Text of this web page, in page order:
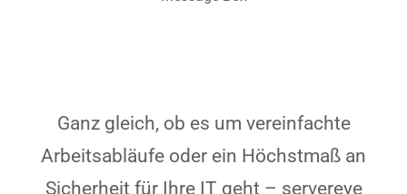
Ganz gleich, ob es um vereinfachte
Arbeitsabläufe oder ein Höchstmaß an
Sicherheit für Ihre IT geht – servereye